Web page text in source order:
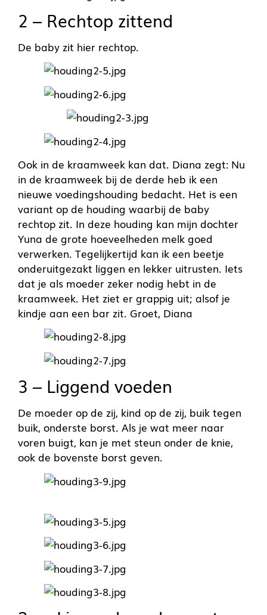
2 – Rechtop zittend
De baby zit hier rechtop.
Ook in de kraamweek kan dat. Diana zegt: Nu
in de kraamweek bij de derde heb ik een
nieuwe voedingshouding bedacht. Het is een
variant op de houding waarbij de baby
rechtop zit. In deze houding kan mijn dochter
Yuna de grote hoeveelheden melk goed
verwerken. Tegelijkertijd kan ik een beetje
onderuitgezakt liggen en lekker uitrusten. Iets
dat je als moeder zeker nodig hebt in de
kraamweek. Het ziet er grappig uit; alsof je
kindje aan een bar zit. Groet, Diana
3 – Liggend voeden
De moeder op de zij, kind op de zij, buik tegen
buik, onderste borst. Als je wat meer naar
voren buigt, kan je met steun onder de knie,
ook de bovenste borst geven.